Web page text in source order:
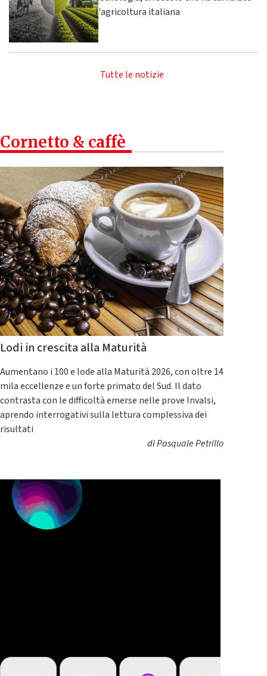
l'agricoltura italiana
Tutte le notizie
Cornetto & caffè
Lodi in crescita alla Maturità
Aumentano i 100 e lode alla Maturità 2026, con oltre 14
mila eccellenze e un forte primato del Sud. Il dato
contrasta con le difficoltà emerse nelle prove Invalsi,
aprendo interrogativi sulla lettura complessiva dei
risultati
diPasquale Petrillo